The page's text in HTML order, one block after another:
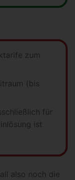
zum
(bis
für
ist
also noch die